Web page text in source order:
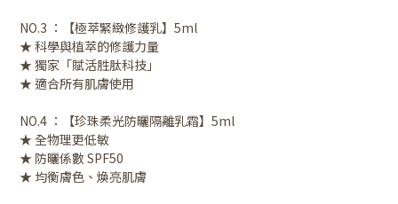
NO.3 ：【極萃緊緻修護乳】5ml
★ 科學與植萃的修護力量
★ 獨家「賦活胜肽科技」
★ 適合所有肌膚使用
NO.4 ：【珍珠柔光防曬隔離乳霜】5ml
★ 全物理更低敏
★ 防曬係數 SPF50
★ 均衡膚色、煥亮肌膚